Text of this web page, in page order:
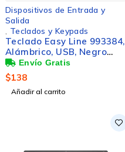
Dispositivos de Entrada y
Salida
Teclados y Keypads
Teclado Easy Line 993384,
Alámbrico, USB, Negro
(Español)
$138
Añadir al carrito